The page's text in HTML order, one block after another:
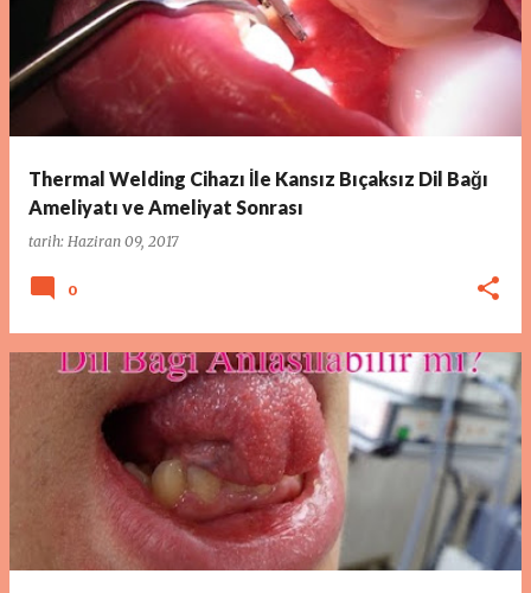
Thermal Welding Cihazı İle Kansız Bıçaksız Dil Bağı
Ameliyatı ve Ameliyat Sonrası
tarih: Haziran 09, 2017
0